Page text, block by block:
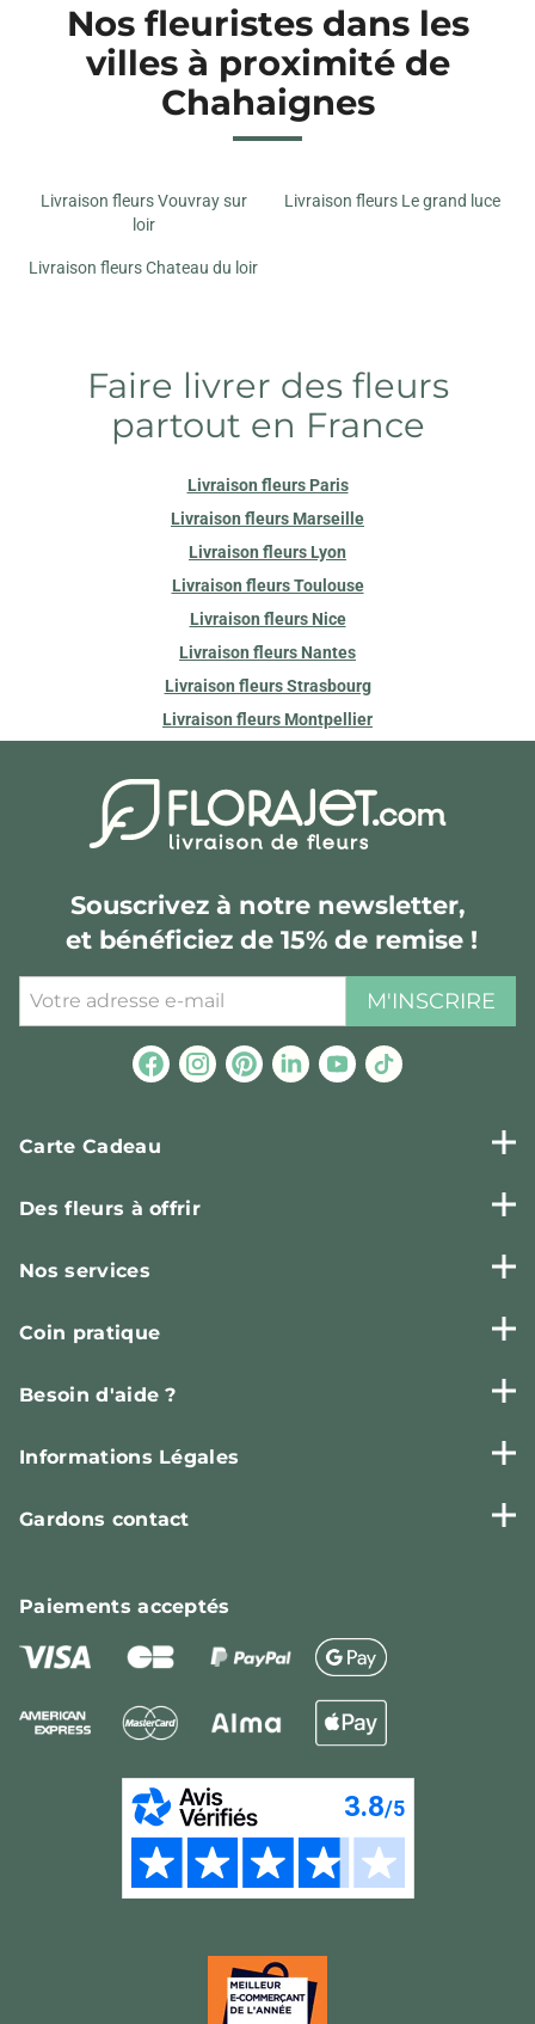
Nos fleuristes dans les
villes à proximité de
Chahaignes
Livraison fleurs Vouvray sur
loir
Livraison fleurs Le grand luce
Livraison fleurs Chateau du loir
Faire livrer des fleurs
partout en France
Livraison fleurs Paris
Livraison fleurs Marseille
Livraison fleurs Lyon
Livraison fleurs Toulouse
Livraison fleurs Nice
Livraison fleurs Nantes
Livraison fleurs Strasbourg
Livraison fleurs Montpellier
Souscrivez à notre newsletter,
et bénéficiez de 15% de remise !
M'INSCRIRE
Carte Cadeau
Des fleurs à offrir
Nos services
Coin pratique
Besoin d'aide ?
Informations Légales
Gardons contact
Paiementsacceptés